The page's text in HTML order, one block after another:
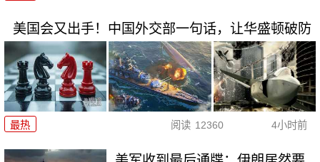
美国会又出手！中国外交部一句话，让华盛顿破防
最热 阅读 12360 4小时前